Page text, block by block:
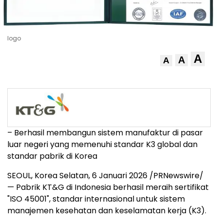
logo
A A A
– Berhasil membangun sistem manufaktur di pasar
luar negeri yang memenuhi standar K3 global dan
standar pabrik di Korea
SEOUL, KoreaSelatan,6 Januari 2026 /PRNewswire/
— Pabrik KT&G di Indonesia berhasil meraih sertifikat
"ISO 45001", standar internasional untuk sistem
manajemen kesehatan dan keselamatan kerja (K3).